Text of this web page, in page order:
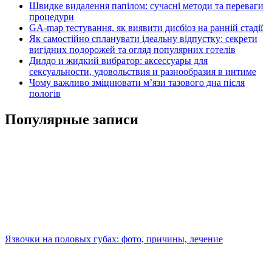
Швидке видалення папілом: сучасні методи та переваги
процедури
GA-map тестування, як виявити дисбіоз на ранній стадії
Як самостійно спланувати ідеальну відпустку: секрети
вигідних подорожей та огляд популярних готелів
Дилдо и жидкий вибратор: аксессуары для
сексуальности, удовольствия и разнообразия в интиме
Чому важливо зміцнювати м’язи тазового дна після
пологів
Популярные записи
Язвочки на половых губах: фото, причины, лечение